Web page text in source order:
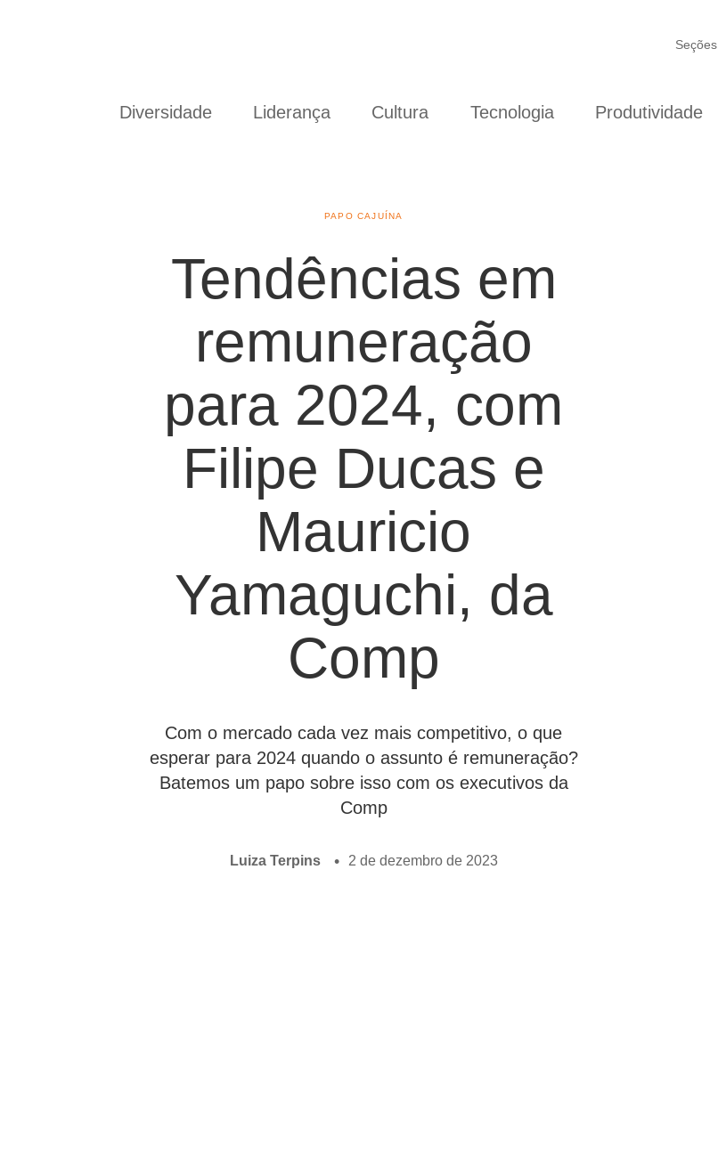
Seções
Diversidade Liderança Cultura Tecnologia Produtividade
PAPO CAJUÍNA
Tendências em
remuneração
para 2024, com
Filipe Ducas e
Mauricio
Yamaguchi, da
Comp
Com o mercado cada vez mais competitivo, o que
esperar para 2024 quando o assunto é remuneração?
Batemos um papo sobre isso com os executivos da
Comp
Luiza Terpins 2 de dezembro de 2023